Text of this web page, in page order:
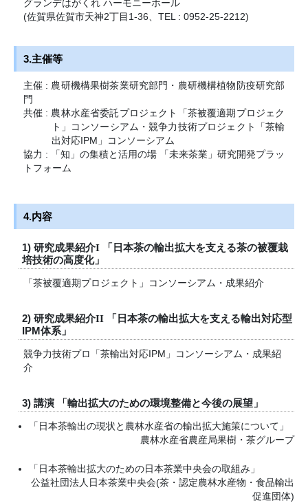
グランデはがくれ ハーモニーホール
(佐賀県佐賀市天神2丁目1-36、TEL : 0952-25-2212)
3.主催等
主催 : 農研機構果樹茶業研究部門・農研機構植物防疫研究部
門
共催 : 農林水産省委託プロジェクト「茶被覆適期プロジェク
ト」コンソーシアム・競争力技術プロジェクト「茶輸
出対応IPM」コンソーシアム
協力 : 「知」の集積と活用の場 「未来茶業」研究開発プラッ
トフォーム
4.内容
1) 研究成果紹介I「日本茶の輸出拡大を支える茶の被覆栽
培技術の高度化」
「茶被覆適期プロジェクト」コンソーシアム・成果紹介
2) 研究成果紹介II「日本茶の輸出拡大を支える輸出対応型
IPM体系」
競争力技術プロ「茶輸出対応IPM」コンソーシアム・成果紹
介
3) 講演 「輸出拡大のための環境整備と今後の展望」
「日本茶輸出の現状と農林水産省の輸出拡大施策について」
農林水産省農産局果樹・茶グループ
「日本茶輸出拡大のための日本茶業中央会の取組み」
公益社団法人日本茶業中央会(茶・認定農林水産物・食品輸出
促進団体)